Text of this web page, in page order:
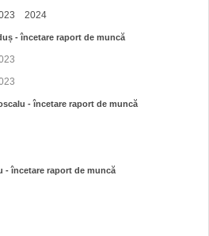
2024
- încetare raport de muncă
- încetare raport de muncă
- încetare raport de muncă